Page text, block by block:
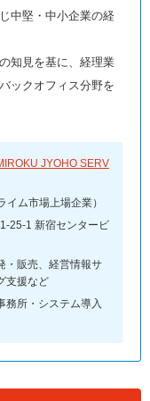
中堅・中小企業の経
知見を基に、経理業
ックオフィス分野を
JYOHO SERV
ム市場上場企業）
25-1 新宿センタービ
・販売、経営情報サ
支援など
務所・システム導入